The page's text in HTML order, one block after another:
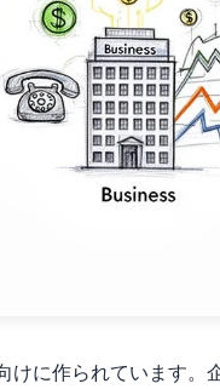
に作られています。